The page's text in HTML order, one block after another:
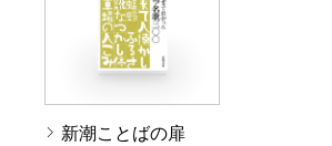
新潮ことばの扉